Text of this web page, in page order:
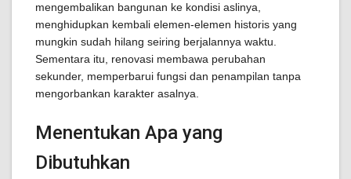
mengembalikan bangunan ke kondisi aslinya,
menghidupkan kembali elemen-elemen historis yang
mungkin sudah hilang seiring berjalannya waktu.
Sementara itu, renovasi membawa perubahan
sekunder, memperbarui fungsi dan penampilan tanpa
mengorbankan karakter asalnya.
Menentukan Apa yang
Dibutuhkan